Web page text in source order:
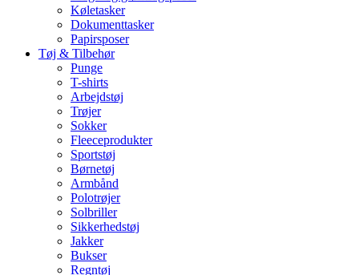
Køletasker
Dokumenttasker
Papirsposer
Tøj & Tilbehør
Punge
T-shirts
Arbejdstøj
Trøjer
Sokker
Fleeceprodukter
Sportstøj
Børnetøj
Armbånd
Polotrøjer
Solbriller
Sikkerhedstøj
Jakker
Bukser
Regntøj